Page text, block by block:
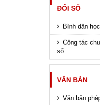
ĐỔI SỐ
Bình dân
Công tác
số
VĂN BẢN
Văn bản